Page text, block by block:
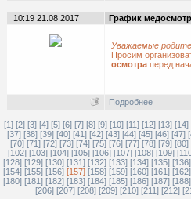
10:19 21.08.2017 График
Уважаемые
Просим
осмотра перед
Подробнее
[1] [2] [3] [4] [5] [6] [7] [8] [9] [10] [11] [12] [13] [14]
[37] [38] [39] [40] [41] [42] [43] [44] [45] [46] [47]
[70] [71] [72] [73] [74] [75] [76] [77] [78] [79] [80]
[102] [103] [104] [105] [106] [107] [108] [109]
[128] [129] [130] [131] [132] [133] [134] [135] [136]
[154] [155] [156] [157] [158] [159] [160] [161] [162]
[180] [181] [182] [183] [184] [185] [186] [187] [188]
[206] [207] [208] [209] [210] [211] [212]